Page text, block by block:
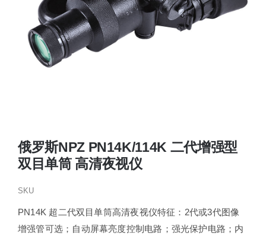
俄罗斯NPZ PN14K/114K 二代增强型
双目单筒 高清夜视仪
SKU
PN14K 超二代双目单筒高清夜视仪特征：2代或3代图像
增强管可选；自动屏幕亮度控制电路；强光保护电路；内